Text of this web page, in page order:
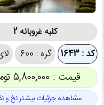
کلبه غروبانه 2
کد : 1643 گره : 600
قیمت : 5,800,000 تومان
مشاهده جزئیات بیشتر نخ و